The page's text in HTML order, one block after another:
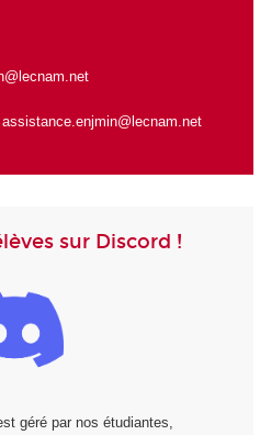
assistance.enjmin@lecnam.net
sur Discord !
géré par nos étudiantes,